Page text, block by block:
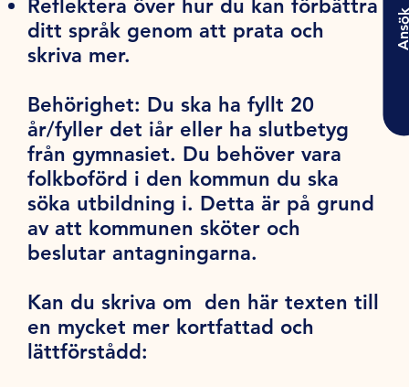
Reflektera över hur du kan förbättra
ditt språk genom att prata och
skriva mer.
Behörighet: Du ska ha fyllt 20
år/fyller det iår eller ha slutbetyg
från gymnasiet. Du behöver vara
folkboförd i den kommun du ska
söka utbildning i. Detta är på grund
av att kommunen sköter och
beslutar antagningarna.
Kan du skriva om den här texten till
en mycket mer kortfattad och
lättförstådd: